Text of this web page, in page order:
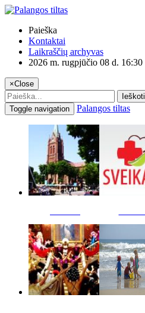
Paieška
Kontaktai
Laikraščių archyvas
2026 m. rugpjūčio 08 d. 16:30
×Close
Ieškoti
Toggle navigation
Palangos tiltas